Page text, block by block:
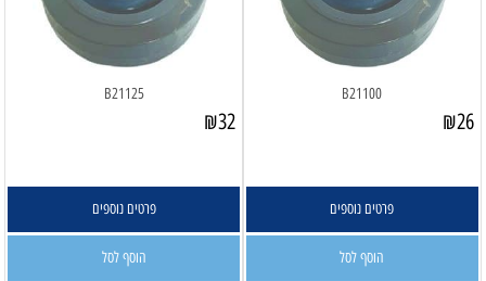
B21100
₪26
פרטים נוספים
הוסף לסל
B21125
₪32
פרטים נוספים
הוסף לסל